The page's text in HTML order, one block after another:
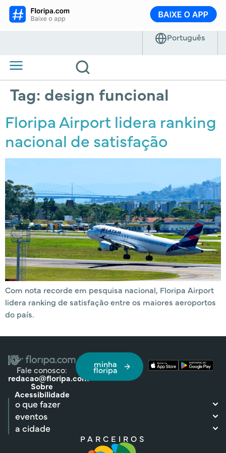
Tag: design funcional
Floripa Airport lidera ranking
nacional de satisfação
Com nota recorde em pesquisa nacional, Floripa Airport
lidera ranking de satisfação entre os maiores aeroportos
do país.
Fale conosco:
redacao@floripa.com
Sobre
Acessibilidade
minha
floripa
o que fazer
eventos
a cidade
PARCEIROS